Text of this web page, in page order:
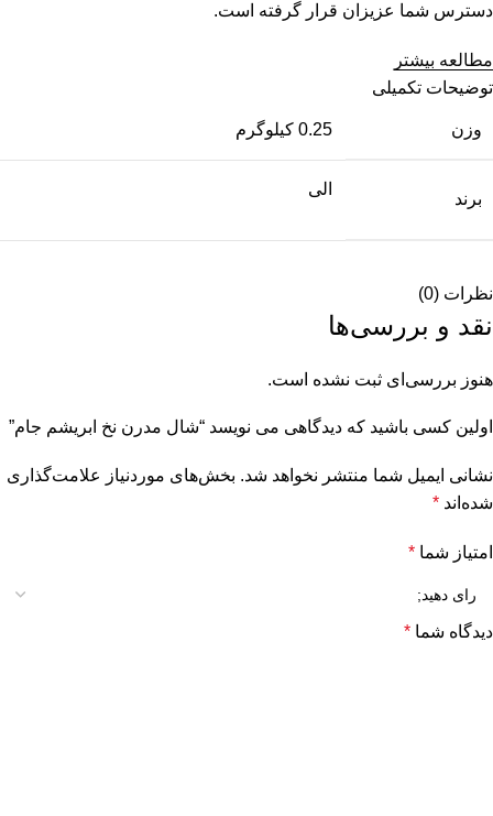
دسترس شما عزیزان قرار گرفته است.
مطالعه بیشتر
توضیحات تکمیلی
وزن 0.25 کیلوگرم
برند
الی
نظرات (0)
نقد و بررسی‌ها
هنوز بررسی‌ای ثبت نشده است.
اولین کسی باشید که دیدگاهی می نویسد “شال مدرن نخ ابریشم جام”
نشانی ایمیل شما منتشر نخواهد شد. بخش‌های موردنیاز علامت‌گذاری
شده‌اند *
امتیاز شما *
دیدگاه شما *